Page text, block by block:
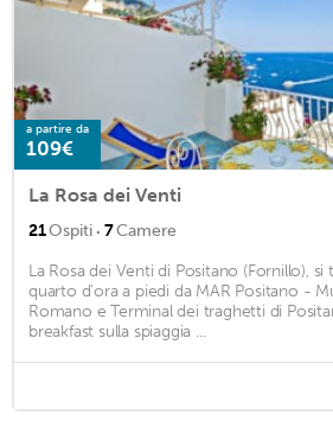
a partire da
109€
La Rosa dei Venti
21Ospiti · 7Camere
La Rosa dei Venti di Positano (Fornillo),
quarto d'ora a piedi da MAR Positano -
Romano e Terminal dei traghetti di
breakfast sulla spiaggia ...